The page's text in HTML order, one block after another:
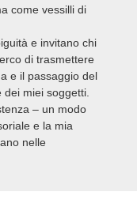
come vessilli di
e invitano chi
di trasmettere
e il passaggio del
miei soggetti.
– un modo
e la mia
nelle